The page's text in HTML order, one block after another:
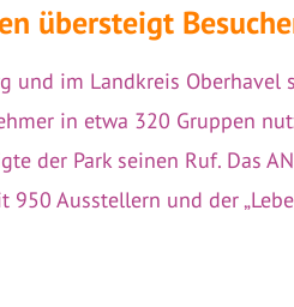
übersteigt
und im Landkreis
in etwa 320 Gruppen
der Park seinen Ruf. Das
Ausstellern und der